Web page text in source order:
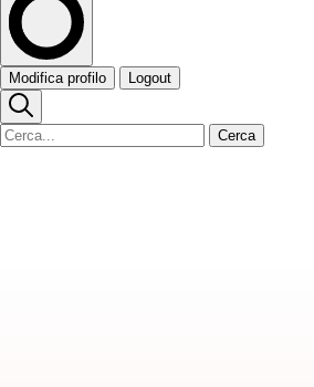
Modifica profilo Logout
Cerca